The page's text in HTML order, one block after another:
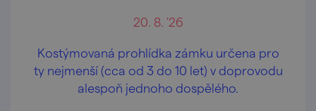
20. 8. '26
Kostýmovaná prohlídka zámku určena pro
ty nejmenší (cca od 3 do 10 let) v doprovodu
alespoň jednoho dospělého.